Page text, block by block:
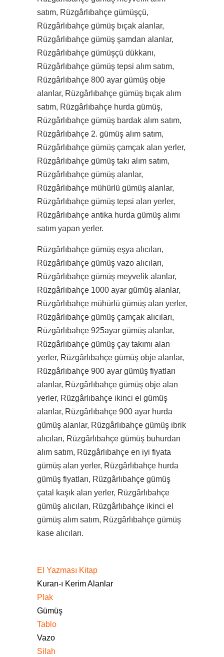
satım, Rüzgârlıbahçe gümüşçü,
Rüzgârlıbahçe gümüş bıçak alanlar,
Rüzgârlıbahçe gümüş şamdan alanlar,
Rüzgârlıbahçe gümüşçü dükkanı,
Rüzgârlıbahçe gümüş tepsi alım satım,
Rüzgârlıbahçe 800 ayar gümüş obje
alanlar, Rüzgârlıbahçe gümüş bıçak alım
satım, Rüzgârlıbahçe hurda gümüş,
Rüzgârlıbahçe gümüş bardak alım satım,
Rüzgârlıbahçe 2. gümüş alım satım,
Rüzgârlıbahçe gümüş çamçak alan yerler,
Rüzgârlıbahçe gümüş takı alım satım,
Rüzgârlıbahçe gümüş alanlar,
Rüzgârlıbahçe mühürlü gümüş alanlar,
Rüzgârlıbahçe gümüş tepsi alan yerler,
Rüzgârlıbahçe antika hurda gümüş alımı
satım yapan yerler.
Rüzgârlıbahçe gümüş eşya alıcıları,
Rüzgârlıbahçe gümüş vazo alıcıları,
Rüzgârlıbahçe gümüş meyvelik alanlar,
Rüzgârlıbahçe 1000 ayar gümüş alanlar,
Rüzgârlıbahçe mühürlü gümüş alan yerler,
Rüzgârlıbahçe gümüş çamçak alıcıları,
Rüzgârlıbahçe 925ayar gümüş alanlar,
Rüzgârlıbahçe gümüş çay takımı alan
yerler, Rüzgârlıbahçe gümüş obje alanlar,
Rüzgârlıbahçe 900 ayar gümüş fiyatları
alanlar, Rüzgârlıbahçe gümüş obje alan
yerler, Rüzgârlıbahçe ikinci el gümüş
alanlar, Rüzgârlıbahçe 900 ayar hurda
gümüş alanlar, Rüzgârlıbahçe gümüş ibrik
alıcıları, Rüzgârlıbahçe gümüş buhurdan
alım satım, Rüzgârlıbahçe en iyi fiyata
gümüş alan yerler, Rüzgârlıbahçe hurda
gümüş fiyatları, Rüzgârlıbahçe gümüş
çatal kaşık alan yerler, Rüzgârlıbahçe
gümüş alıcıları, Rüzgârlıbahçe ikinci el
gümüş alım satım, Rüzgârlıbahçe gümüş
kase alıcıları.
El Yazması Kitap
Kuran-ı Kerim Alanlar
Plak
Gümüş
Tablo
Vazo
Silah